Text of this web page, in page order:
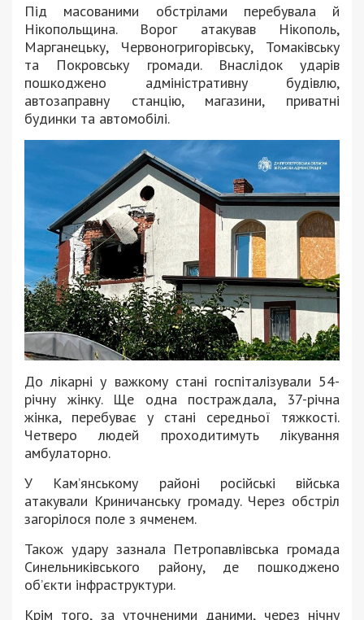
Під масованими обстрілами перебувала й
Нікопольщина. Ворог атакував Нікополь,
Марганецьку, Червоногригорівську, Томаківську
та Покровську громади. Внаслідок ударів
пошкоджено адміністративну будівлю,
автозаправну станцію, магазини, приватні
будинки та автомобілі.
До лікарні у важкому стані госпіталізували 54-
річну жінку. Ще одна постраждала, 37-річна
жінка, перебуває у стані середньої тяжкості.
Четверо людей проходитимуть лікування
амбулаторно.
У Кам’янському районі російські війська
атакували Криничанську громаду. Через обстріл
загорілося поле з ячменем.
Також удару зазнала Петропавлівська громада
Синельниківського району, де пошкоджено
об’єкти інфраструктури.
Крім того, за уточненими даними, через нічну